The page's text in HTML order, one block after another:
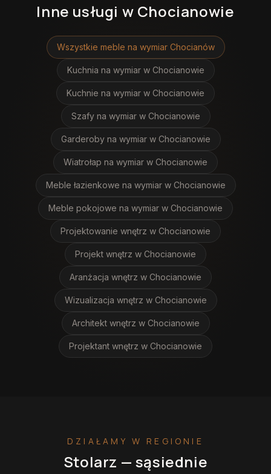
Inne usługi w Chocianowie
Wszystkie meble na wymiar Chocianów
Kuchnia na wymiar w Chocianowie
Kuchnie na wymiar w Chocianowie
Szafy na wymiar w Chocianowie
Garderoby na wymiar w Chocianowie
Wiatrołap na wymiar w Chocianowie
Meble łazienkowe na wymiar w Chocianowie
Meble pokojowe na wymiar w Chocianowie
Projektowanie wnętrz w Chocianowie
Projekt wnętrz w Chocianowie
Aranżacja wnętrz w Chocianowie
Wizualizacja wnętrz w Chocianowie
Architekt wnętrz w Chocianowie
Projektant wnętrz w Chocianowie
DZIAŁAMY W REGIONIE
Stolarz — sąsiednie